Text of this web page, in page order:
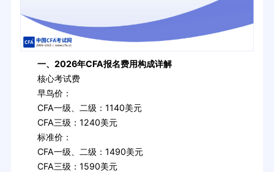
一、2026年CFA报名费用构成详解
核心考试费
早鸟价：
CFA一级、二级：1140美元
CFA三级：1240美元
标准价：
CFA一级、二级：1490美元
CFA三级：1590美元